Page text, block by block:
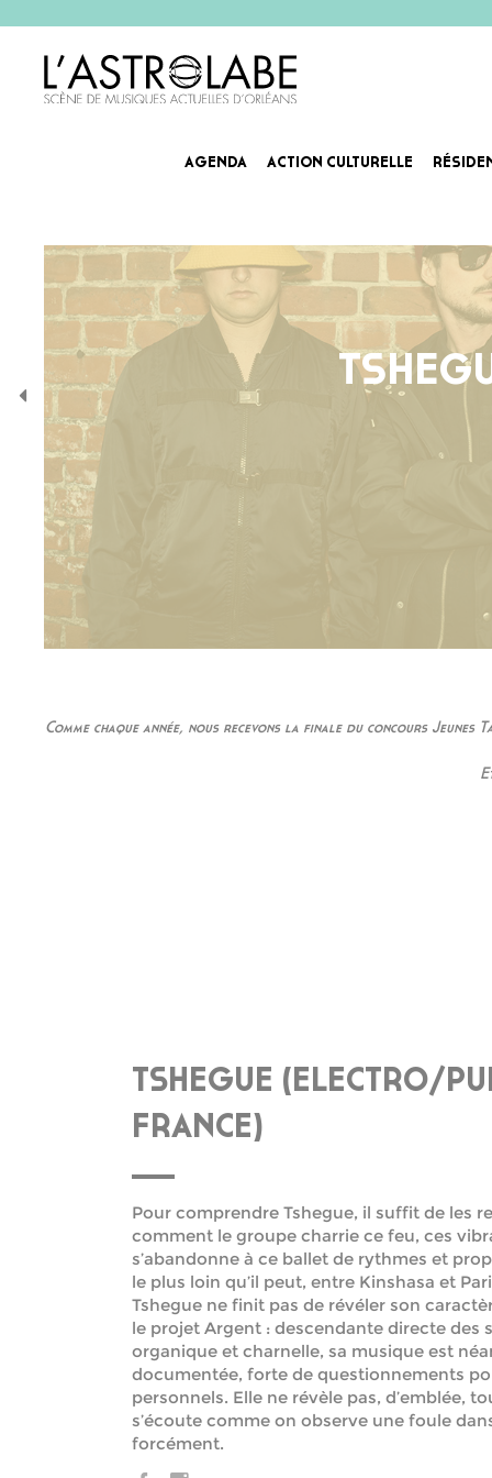
AGENDA ACTION CULTURELLE
Comme chaque année, nous recevons la finale du concours
TSHEGUE (ELECTRO/
FRANCE)
Pour comprendre Tshegue, il suffit de les
comment le groupe charrie ce feu, ces
s’abandonne à ce ballet de rythmes et
le plus loin qu’il peut, entre Kinshasa et
Tshegue ne finit pas de révéler son
le projet Argent : descendante directe des
organique et charnelle, sa musique est
documentée, forte de questionnements
personnels. Elle ne révèle pas, d’emblée,
s’écoute comme on observe une foule
forcément.